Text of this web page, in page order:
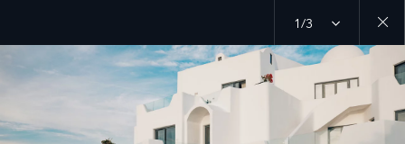
1/3
Close
gallery